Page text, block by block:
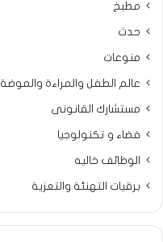
مطبخ
حدث
منوعات
عالم الطفل والمراءة والموضة
مستشارك القانونى
فضاء و تكنولوجيا
الوظائف خاليه
برقيات التهنئة والتعزية